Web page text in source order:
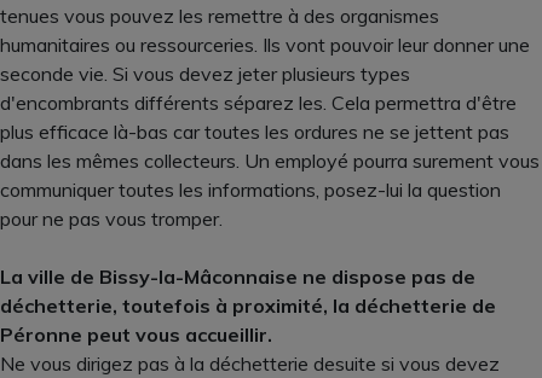
tenues vous pouvez les remettre à des organismes
humanitaires ou ressourceries. Ils vont pouvoir leur donner une
seconde vie. Si vous devez jeter plusieurs types
d'encombrants différents séparez les. Cela permettra d'être
plus efficace là-bas car toutes les ordures ne se jettent pas
dans les mêmes collecteurs. Un employé pourra surement vous
communiquer toutes les informations, posez-lui la question
pour ne pas vous tromper.
La ville de Bissy-la-Mâconnaise ne dispose pas de
déchetterie, toutefois à proximité, la déchetterie de
Péronne peut vous accueillir.
Ne vous dirigez pas à la déchetterie desuite si vous devez